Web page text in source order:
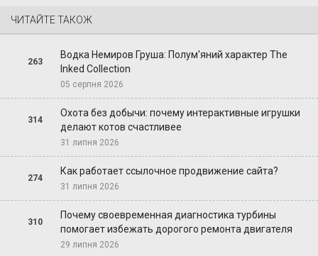
ЧИТАЙТЕ ТАКОЖ
263
Водка Немиров Груша: Полум'яний характер The
Inked Collection
05 серпня 2026
314
Охота без добычи: почему интерактивные игрушки
делают котов счастливее
31 липня 2026
274
Как работает ссылочное продвижение сайта?
31 липня 2026
310
Почему своевременная диагностика турбины
помогает избежать дорогого ремонта двигателя
29 липня 2026